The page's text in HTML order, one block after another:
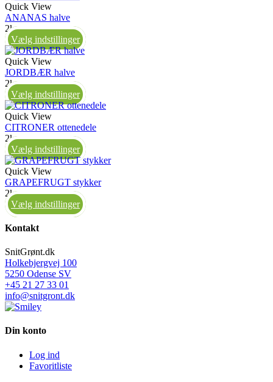
Quick View
ANANAS halve
2kg
Vælg indstillinger
Quick View
JORDBÆR halve
2kg
Vælg indstillinger
Quick View
CITRONER ottenedele
2kg
Vælg indstillinger
Quick View
GRAPEFRUGT stykker
2kg
Vælg indstillinger
Kontakt
SnitGrønt.dk
Holkebjergvej 100
5250 Odense SV
+45 21 27 33 01
info@snitgront.dk
Din konto
Log ind
Favoritliste